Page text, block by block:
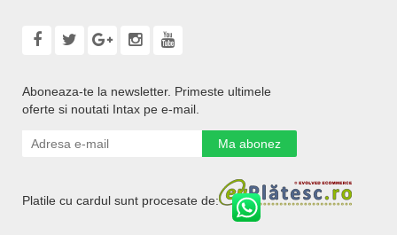
Aboneaza-te la newsletter. Primeste ultimele
oferte si noutati Intax pe e-mail.
Ma abonez
Platile cu cardul sunt procesate de: